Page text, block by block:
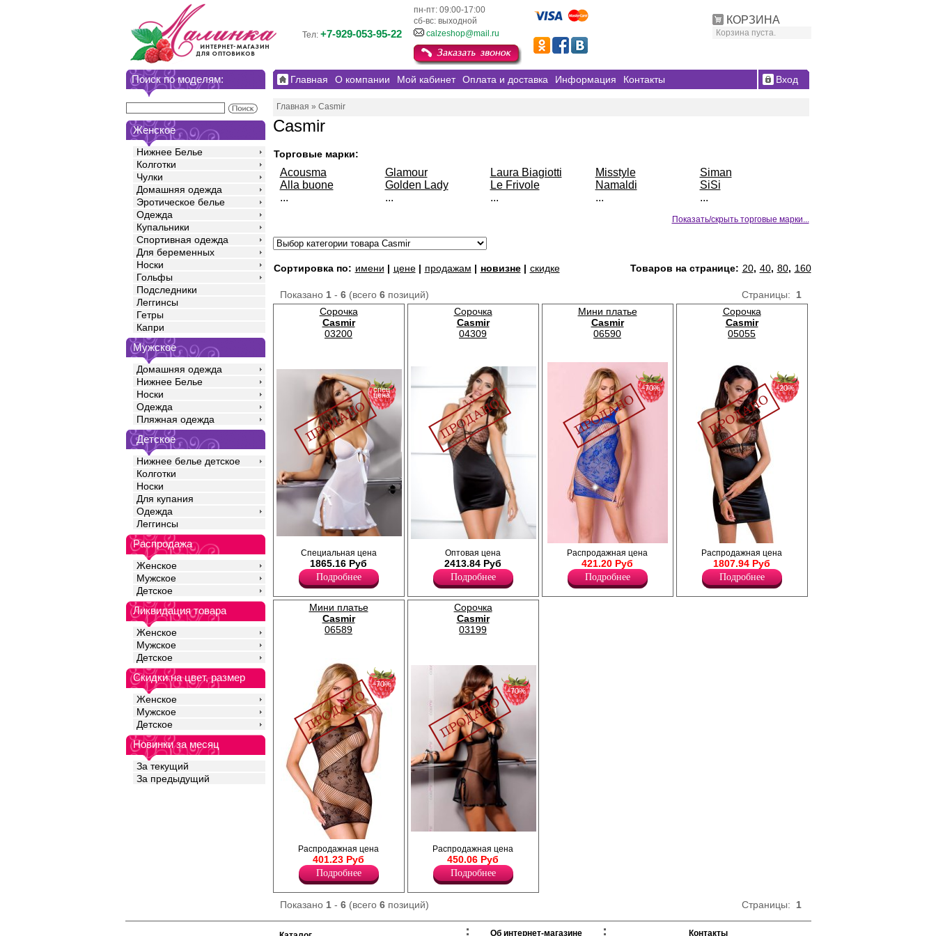
КОРЗИНА
Корзина пуста.
пн-пт: 09:00-17:00
сб-вс: выходной
Тел: +7-929-053-95-22 calzeshop@mail.ru
Поиск по моделям:
Женское
Нижнее Белье
Колготки
Чулки
Домашняя одежда
Эротическое белье
Одежда
Купальники
Спортивная одежда
Для беременных
Носки
Гольфы
Подследники
Леггинсы
Гетры
Капри
Мужское
Домашняя одежда
Нижнее Белье
Носки
Одежда
Пляжная одежда
Детское
Нижнее белье детское
Колготки
Носки
Для купания
Одежда
Леггинсы
Распродажа
Женское
Мужское
Детское
Ликвидация товара
Женское
Мужское
Детское
Скидки на цвет, размер
Женское
Мужское
Детское
Новинки за месяц
За текущий
За предыдущий
Главная О компании Мой кабинет Оплата и доставка Информация Контакты Вход
Главная » Casmir
Casmir
Торговые марки:
Acousma
Alla buone
...
Glamour
Golden Lady
...
Laura Biagiotti
Le Frivole
...
Misstyle
Namaldi
...
Siman
SiSi
...
Показать/скрыть торговые марки...
Сортировка по: имени | цене| продажам | новизне| скидке Товаров на странице: 20, 40, 80, 160
Страницы: 1
Показано 1- 6(всего 6позиций)
Сорочка
Casmir
03200
приталенного силуэта с мягким лифом на
завязках между чашек, трусики стринги.
Полиэстер 93%
спец
цена
Специальная цена
1865.16 Руб
Подробнее
Сорочка
Casmir
04309
Комплект: атласная сорочка, облегающего
силуэта с мягким лифом и трусики-стринги.
Бретели не съемные, регулируются.
Полиамид 5%
Полиэстер 85%
Эластан 10%
Оптовая цена
2413.84 Руб
Подробнее
Мини платье
Casmir
06590
Эротическое платье-сетка, обтягивающего
силуэта. Великолепно смотрится на теле и
подчеркивает силуэт.
Лайкра 20%
Полиамид 80%
−70%
Распродажная цена
421.20 Руб
Подробнее
Сорочка
Casmir
05055
Комплект: сорочка и трусики. Необычный
крой, использованный сзади, выделяет
сорочку на фоне другого нижнего белья,
утонченно садится по фигуре.
Лайкра 10%
−20%
Распродажная цена
1807.94 Руб
Подробнее
Мини платье
Casmir
06589
Эротическое платье-сетка, обтягивающего
силуэта. Великолепно смотрится на теле и
подчеркивает силуэт.
−70%
Распродажная цена
401.23 Руб
Подробнее
Сорочка
Casmir
03199
Комплект: сорочка и трусики-стринги.
Полупрозрачная сорочка на тонких
бретелях. Мягкий треугольный лиф.
Отстрочка сатином.
Лайкра 7%
−70%
Распродажная цена
450.06 Руб
Подробнее
Страницы: 1
Показано 1- 6(всего 6позиций)
Об интернет-магазине Контакты